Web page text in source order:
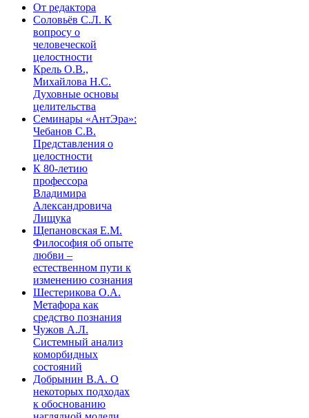
От редактора
Соловьёв С.Л. К
вопросу о
человеческой
целостности
Крель О.В.,
Михайлова Н.С.
Духовные основы
целительства
Семинары «АнтЭра»:
Чебанов С.В.
Представления о
целостности
К 80-летию
профессора
Владимира
Александровича
Лищука
Щепановская Е.М.
Философия об опыте
любви –
естественном пути к
изменению сознания
Шестерикова О.А.
Метафора как
средство познания
Чужов А.Л.
Системный анализ
коморбидных
состояний
Добрынин В.А. О
некоторых подходах
к обоснованию